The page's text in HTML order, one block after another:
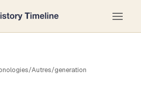
/Autres/generation